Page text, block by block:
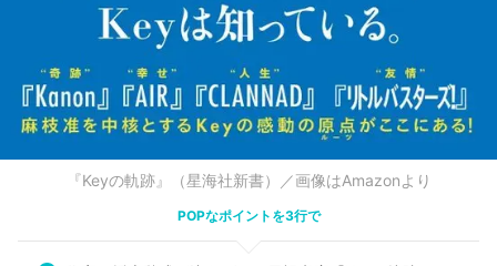
『Keyの軌跡』（星海社新書）／画像はAmazonより
POPなポイントを3行で